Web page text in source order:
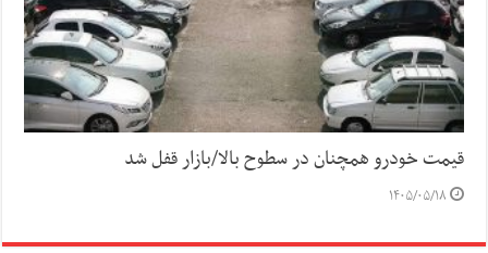
قیمت خودرو همچنان در سطوح بالا/بازار قفل شد
۱۴۰۵/۰۵/۱۸